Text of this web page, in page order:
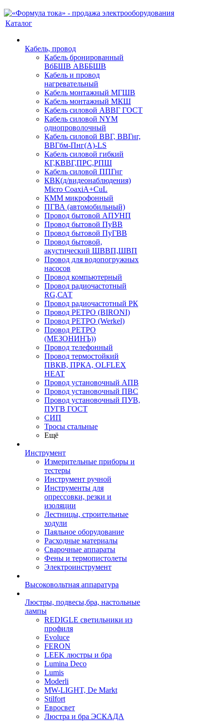
Каталог
Кабель, провод
Кабель бронированный
ВбБШВ АВББШВ
Кабель и провод
нагревательный
Кабель монтажный МГШВ
Кабель монтажный МКШ
Кабель силовой АВВГ ГОСТ
Кабель силовой NYM
однопроволочный
Кабель силовой ВВГ, ВВГнг,
ВВГбм-Пнг(А)-LS
Кабель силовой гибкий
КГ,КВВГ,ПРС,РПШ
Кабель силовой ППГнг
КВК(д/видеонаблюдения)
Micro CoaxiA+CuL
КММ микрофонный
ПГВА (автомобильный)
Провод бытовой АПУНП
Провод бытовой ПуВВ
Провод бытовой ПуГВВ
Провод бытовой,
акустический ШВВП,ШВП
Провод для водопогружных
насосов
Провод компьютерный
Провод радиочастотный
RG,САТ
Провод радиочастотный РК
Провод РЕТРО (BIRONI)
Провод РЕТРО (Werkel)
Провод РЕТРО
(МЕЗОНИНЪ))
Провод телефонный
Провод термостойкий
ПВКВ, ПРКА, OLFLEX
HEAT
Провод установочный АПВ
Провод установочный ПВС
Провод установочный ПУВ,
ПУГВ ГОСТ
СИП
Тросы стальные
Ещё
Инструмент
Измерительные приборы и
тестеры
Инструмент ручной
Инструменты для
опрессовки, резки и
изоляции
Лестницы, строительные
ходули
Паяльное оборудование
Расходные материалы
Сварочные аппараты
Фены и термопистолеты
Электроинструмент
Высоковольтная аппаратура
Люстры, подвесы,бра, настольные
лампы
REDIGLE светильники из
профиля
Evoluce
FERON
LEEK люстры и бра
Lumina Deco
Lumis
Moderli
MW-LIGHT, De Markt
Stilfort
Евросвет
Люстра и бра ЭСКАДА